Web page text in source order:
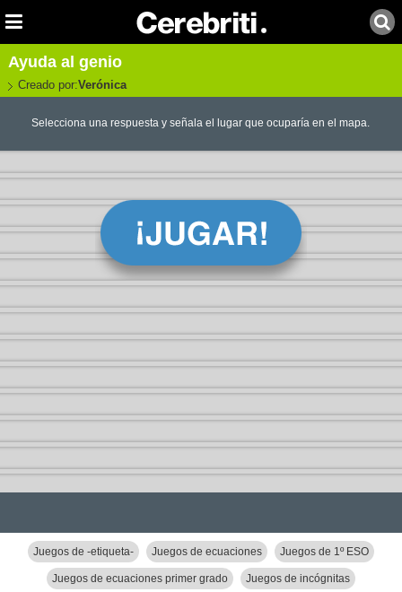
Ayuda al genio
Creado por:Verónica
Selecciona una respuesta y señala el lugar que ocuparía en el mapa.
Juegos de -etiqueta- Juegos de ecuaciones Juegos de 1º ESO
Juegos de ecuaciones primer grado Juegos de incógnitas